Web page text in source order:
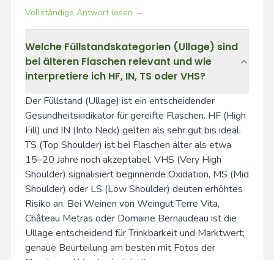
Vollständige Antwort lesen →
Welche Füllstandskategorien (Ullage) sind
bei älteren Flaschen relevant und wie
interpretiere ich HF, IN, TS oder VHS?
Der Füllstand (Ullage) ist ein entscheidender
Gesundheitsindikator für gereifte Flaschen. HF (High
Fill) und IN (Into Neck) gelten als sehr gut bis ideal.
TS (Top Shoulder) ist bei Flaschen älter als etwa
15–20 Jahre noch akzeptabel. VHS (Very High
Shoulder) signalisiert beginnende Oxidation, MS (Mid
Shoulder) oder LS (Low Shoulder) deuten erhöhtes
Risiko an. Bei Weinen von Weingut Terre Vita,
Château Metras oder Domaine Bernaudeau ist die
Ullage entscheidend für Trinkbarkeit und Marktwert;
genaue Beurteilung am besten mit Fotos der